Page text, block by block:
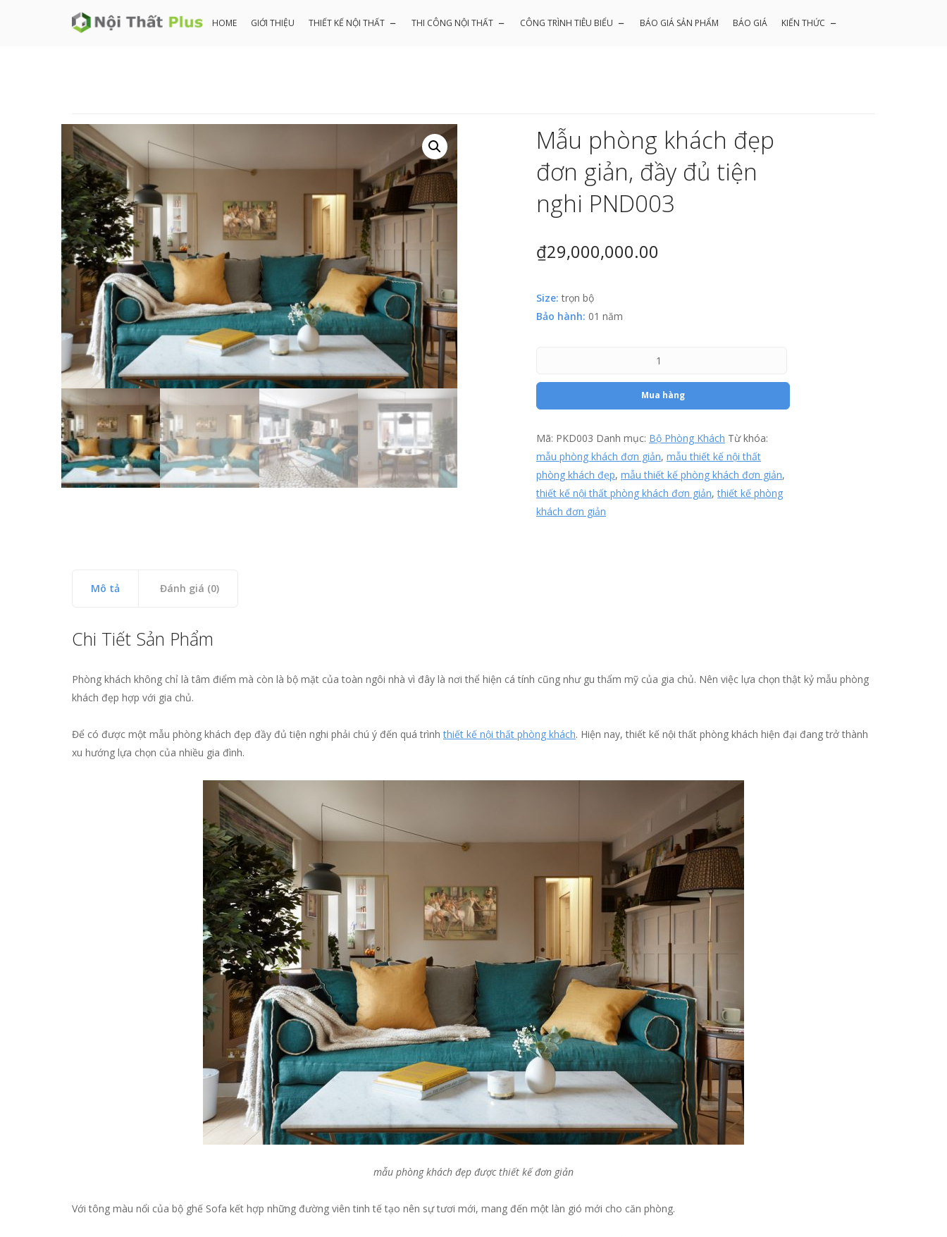
HOME GIỚI THIỆU THIẾT KẾ NỘI THẤT THI CÔNG NỘI THẤT CÔNG TRÌNH TIÊU BIỂU BÁO GIÁ SẢN PHẨM BÁO GIÁ KIẾN THỨC
Mẫu phòng khách đẹp
đơn giản, đầy đủ tiện
nghi PND003
₫29,000,000.00
Size: trọn bộ
Bảo hành: 01 năm
Mua hàng
Mã: PKD003 Danh mục: Bộ Phòng Khách Từ khóa:
mẫu phòng khách đơn giản,mẫu thiết kế nội thất
phòng khách đẹp,mẫu thiết kế phòng khách đơn giản,
thiết kế nội thất phòng khách đơn giản,thiết kế phòng
khách đơn giản
Mô tả Đánh giá (0)
Chi Tiết Sản Phẩm
Phòng khách không chỉ là tâm điểm mà còn là bộ mặt của toàn ngôi nhà vì đây là nơi thể hiện cá tính cũng như gu thẩm mỹ của gia chủ. Nên việc lựa chọn thật kỷ mẫu phòng
khách đẹp hợp với gia chủ.
Để có được một mẫu phòng khách đẹp đầy đủ tiện nghi phải chú ý đến quá trìnhthiết kế nội thất phòng khách. Hiện nay, thiết kế nội thất phòng khách hiện đại đang trở thành
xu hướng lựa chọn của nhiều gia đình.
mẫu phòng khách đẹp được thiết kế đơn giản
Với tông màu nổi của bộ ghế Sofa kết hợp những đường viên tinh tế tạo nên sự tươi mới, mang đến một làn gió mới cho căn phòng.
Đánh giá
Chưa có đánh giá nào.
Hãy là người đầu tiên nhận xét “Mẫu phòng khách đẹp đơn giản, đầy đủ tiện nghi PND003”
Đánh giá của bạn